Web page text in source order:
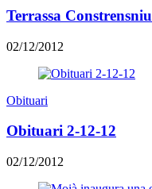
Terrassa
02/12/2012
Obituari
Obituari 2-12-12
02/12/2012